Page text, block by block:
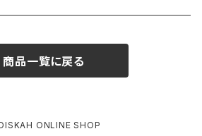
商品一覧に戻る
ONLINE SHOP